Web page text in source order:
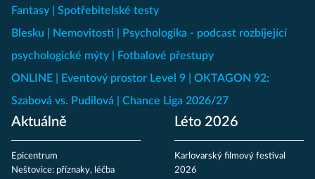
Fantasy
Spotřebitelské testy
Blesku
Nemovitosti
Psychologika - podcast rozbíjející
psychologické mýty
Fotbalové přestupy
ONLINE
Eventový prostor Level 9
OKTAGON 92:
Szabová vs. Pudilová
Chance Liga 2026/27
Aktuálně
Epicentrum
Neštovice: příznaky, léčba
Léto 2026
Karlovarský filmový festival
2026